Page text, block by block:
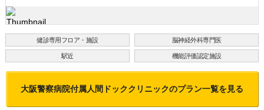
健診専用フロア・施設 脳神経外科専門医
駅近 機能評価認定施設
大阪警察病院付属人間ドッククリニックのプラン一覧を見る